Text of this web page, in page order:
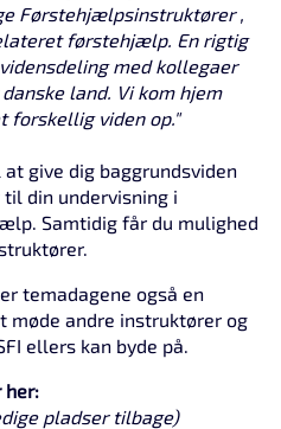
Førstehjælpsinstruktører,
førstehjælp. En rigtig
med kollegaer
land. Vi kom hjem
forskellig viden op."
give dig baggrundsviden
din undervisning i
Samtidig får du mulighed
temadagene også en
møde andre instruktører og
ellers kan byde på.
her:
pladser tilbage)